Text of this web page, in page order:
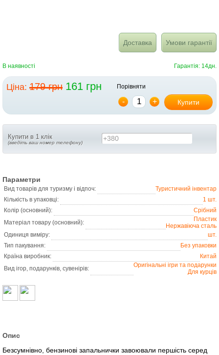
Доставка Умови гарантії
В наявності Гарантія: 14дн.
Ціна: 179 грн 161 грн Порівняти
- + Купити
Купити в 1 клік
(введіть ваш номер телефону) +380
Параметри
Вид товарів для туризму і відпоч:
Туристичний інвентар
Кількість в упаковці:
1 шт.
Колір (основний):
Срібний
Матеріал товару (основний):
Пластик
Нержавіюча сталь
Одиниця виміру:
шт.
Тип пакування:
Без упаковки
Країна виробник:
Китай
Вид ігор, подарунків, сувенірів:
Оригінальні ігри та подарунки
Для курців
Опис
Безсумнівно, бензинові запальнички завоювали першість серед